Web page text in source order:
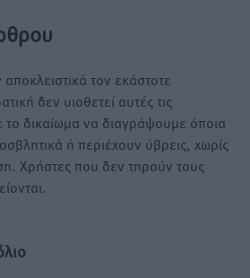
τον εκάστοτε
δεν υιοθετεί αυτές τις
δικαίωμα να διαγράψουμε όποια
ή περιέχουν ύβρεις, χωρίς
Χρήστες που δεν τηρούν τους